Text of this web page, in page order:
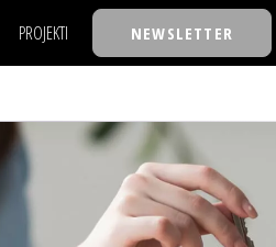
PROJEKTI
TASTY TALKS
30 ISPOD 30
BACK TO OFFICE/SCHOOL
NEWSLETTER
NAJKOLEGA
30 ISPOD 30
BACK TO OFFICE/SCHOOL
BIZBENDOVI
BIZKOLEGIJUM